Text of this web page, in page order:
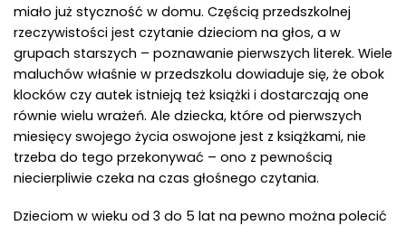
miało już styczność w domu. Częścią przedszkolnej
rzeczywistości jest czytanie dzieciom na głos, a w
grupach starszych – poznawanie pierwszych literek. Wiele
maluchów właśnie w przedszkolu dowiaduje się, że obok
klocków czy autek istnieją też książki i dostarczają one
równie wielu wrażeń. Ale dziecka, które od pierwszych
miesięcy swojego życia oswojone jest z książkami, nie
trzeba do tego przekonywać – ono z pewnością
niecierpliwie czeka na czas głośnego czytania.
Dzieciom w wieku od 3 do 5 lat na pewno można polecić